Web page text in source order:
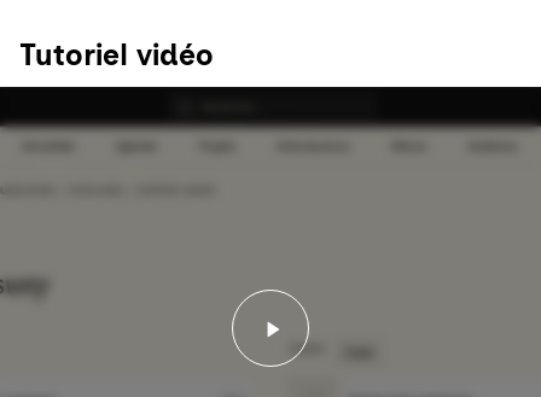
Tutoriel vidéo
Lancer la vidéo -